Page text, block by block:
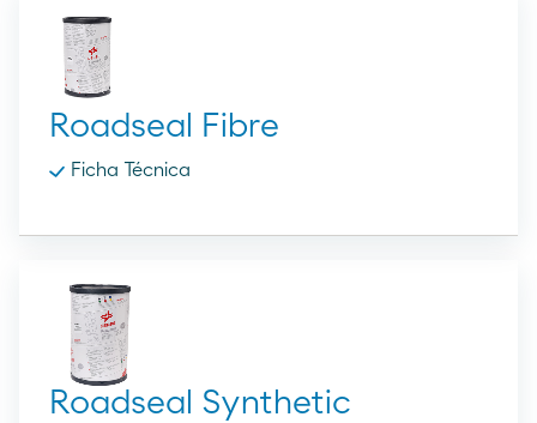
Roadseal Fibre
Ficha Técnica
Roadseal Synthetic